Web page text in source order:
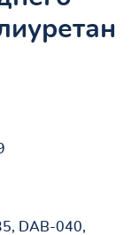
DAB-040,